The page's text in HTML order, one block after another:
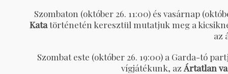
Szombaton (október 26. 11:00) és vasárnap
Katatörténetén keresztül mutatjuk meg a
az
Szombat este (október 26. 19:00) a Garda-tó
vígjátékunk, az Ártatlan